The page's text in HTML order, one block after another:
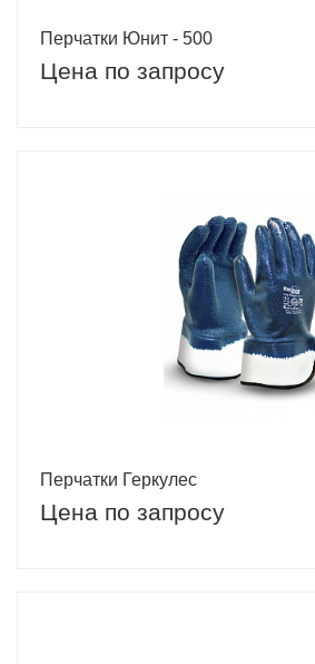
Перчатки Юнит - 500
Цена по запросу
Перчатки Геркулес
Цена по запросу